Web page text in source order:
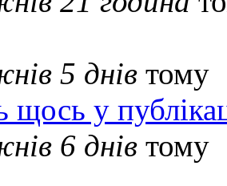
5 днів тому
у
6 днів тому